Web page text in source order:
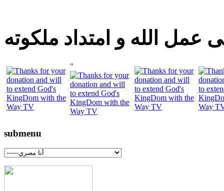
عمل الله و امتداد ملكوته
"
submenu